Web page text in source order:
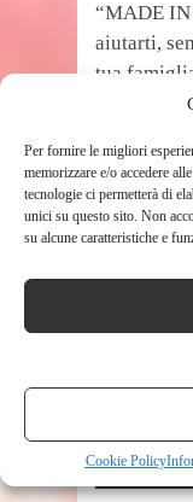
Per fornire le migliori
memorizzare e/o accedere
tecnologie ci permetterà di
unici su questo sito. Non
su alcune caratteristiche e
Cookie Policy
“MADE
aiutarti,
tua
Dettagli)